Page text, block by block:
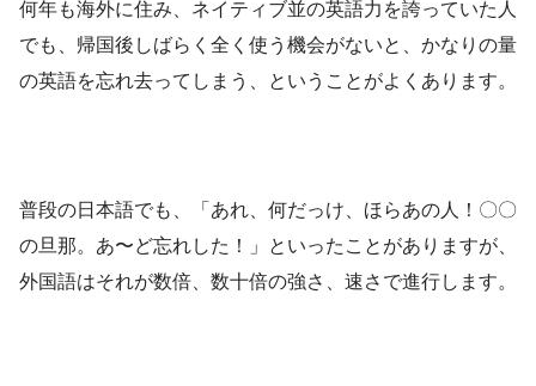
何年も海外に住み、ネイティブ並の英語力を誇っていた人
でも、帰国後しばらく全く使う機会がないと、かなりの量
の英語を忘れ去ってしまう、ということがよくあります。
普段の日本語でも、「あれ、何だっけ、ほらあの人！〇〇
の旦那。あ〜ど忘れした！」といったことがありますが、
外国語はそれが数倍、数十倍の強さ、速さで進行します。